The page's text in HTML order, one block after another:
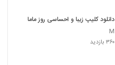
دانلود کلیپ زیبا و احساسی روز ماما
M
۳۶۰ بازدید